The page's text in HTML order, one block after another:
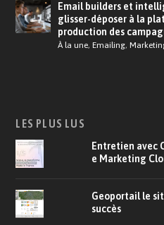
Email builders et
glisser-déposer à la
production des
À la une,Emailing,
LES PLUS LUS
Entretien avec
e Marketing
Geoportail le
succès